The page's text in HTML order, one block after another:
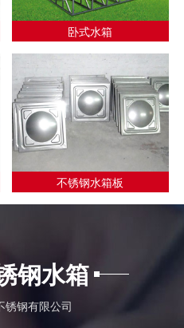
卧式水箱
不锈钢水箱板
钢水箱
锈钢有限公司